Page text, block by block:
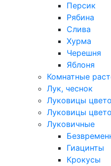
Персик
Рябина
Слива
Хурма
Черешня
Яблоня
Комнатные
Лук, чеснок
Луковицы
Луковицы
Луковичные
Гиацинты
Крокусы